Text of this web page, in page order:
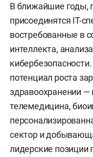
В ближайшие годы,
присоединятся IT-
востребованные в
интеллекта,
потенциал роста
здравоохранении —
телемедицина,
сектор и
лидерские позиции